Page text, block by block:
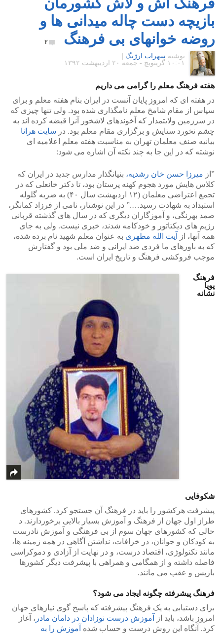
بازیچه دست چاله میدانی ها و
روضه خوانهای بی فرهنگ
۲
نوشته سهراب ارژنگ
۱۰:۰۱ گرينويچ - جمعه ۲۰ اردیبهشت ۱۳۹۲
هفته فرهنگ معلم را گرامی می داریم
در هفته ای که امروز پایان آنست در ایران بنام هفته معلم و برای
سپاس از مقام شامخ معلم نامگذاری شده بود. ولی تنها چیزی که
در سرزمین ولایتمدار که آخوندهای لاشخور آنرا قبضه کرده اند به
چشم نخورد ستایش و برگزاری مقام معلم بود. در سایت هرانا
بیانیه صنف معلمان تهران به مناسبت هفته معلم اعلامیه ای
نوشته که در این جا به چند نکته آن اشاره می شود:
‫”‬از میرزا حسن خان رشدیه، بنیانگذار مدارس جدید در ایران که
کلاس ‌هایش مورد هجوم کهنه پرستان بود، تا دکتر خانعلی که در
تجمع اعتراضی معلمان (۱۲ اردبهشت سال ۴۰) به ضربه گلوله
استبداد به شهادت رسید….” در این نوشتار، نامی از فرزاد کمانگر،
صمد بهرنگی، و آموزگاران دیگری که در سال های گذشته قربانی
رژیم های دیکتاتور و خودکامه شدند، خبری نیست. ولی به جای
همه آنها، از
آیت الله مطهری به عنوان معلم شهید نام برده شده،
که به باورهای ما فردی ضد ایرانی و ضد ملی بود و گفتارش
موجب فروکشی فرهنگ و تاریخ ایران است.
فرهنگ
پویا
نشانه
شکوفایی
پیشرفت هرکشور را باید در فرهنگ آن جستجو کرد. کشورهای
طراز اول جهان از فرهنگ و آموزش بسیار بالایی برخوردارند. د
حالی که کشورهای جهان سوم از بی فرهنگی و آموزش نادرست
به کودکان و جوانان، در خرافات، نداشتن آگاهی در همه زمینه ها،
مانند تکنولوژی، اقتصاد درست، و در نهایت از آزادی و دموکراسی
فاصله داشته و از همگامی و همراهی با پیشرفت دیگر کشورها
بازپس و عقب می مانند.
فرهنگ پیشرفته چگونه ایجاد می شود؟
برای دستیابی به یک فرهنگ پیشرفته که پاسخ گوی نیازهای جهان
امروز باشد، باید از
آموزش درست نوزادان در دامان مادر ، آغاز
کرد. آنگاه این روش درست و حساب شده آموزش را به